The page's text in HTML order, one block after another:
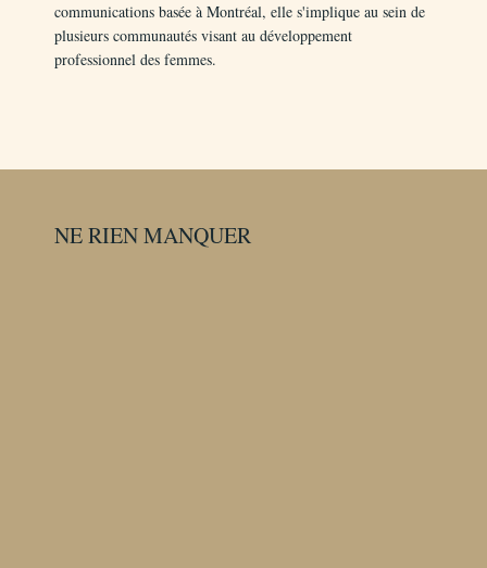
communications basée à Montréal, elle s'implique au sein de
plusieurs communautés visant au développement
professionnel des femmes.
NE RIEN MANQUER